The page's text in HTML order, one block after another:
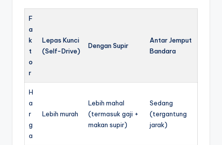
F
a
k
t
o
r
Lepas Kunci
(Self-Drive)
Dengan Supir
Antar Jemput
Bandara
H
a
r
g
a
Lebih murah
Lebih mahal
(termasuk gaji +
makan supir)
Sedang
(tergantung
jarak)